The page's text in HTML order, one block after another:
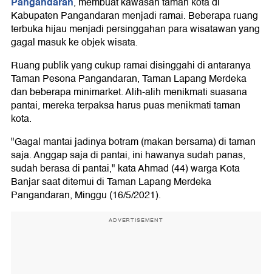
Kabupaten Pangandaran menjadi ramai. Beberapa ruang
terbuka hijau menjadi persinggahan para wisatawan yang
gagal masuk ke objek wisata.
Ruang publik yang cukup ramai disinggahi di antaranya
Taman Pesona Pangandaran, Taman Lapang Merdeka
dan beberapa minimarket. Alih-alih menikmati suasana
pantai, mereka terpaksa harus puas menikmati taman
kota.
"Gagal mantai jadinya botram (makan bersama) di taman
saja. Anggap saja di pantai, ini hawanya sudah panas,
sudah berasa di pantai," kata Ahmad (44) warga Kota
Banjar saat ditemui di Taman Lapang Merdeka
Pangandaran, Minggu (16/5/2021).
ADVERTISEMENT